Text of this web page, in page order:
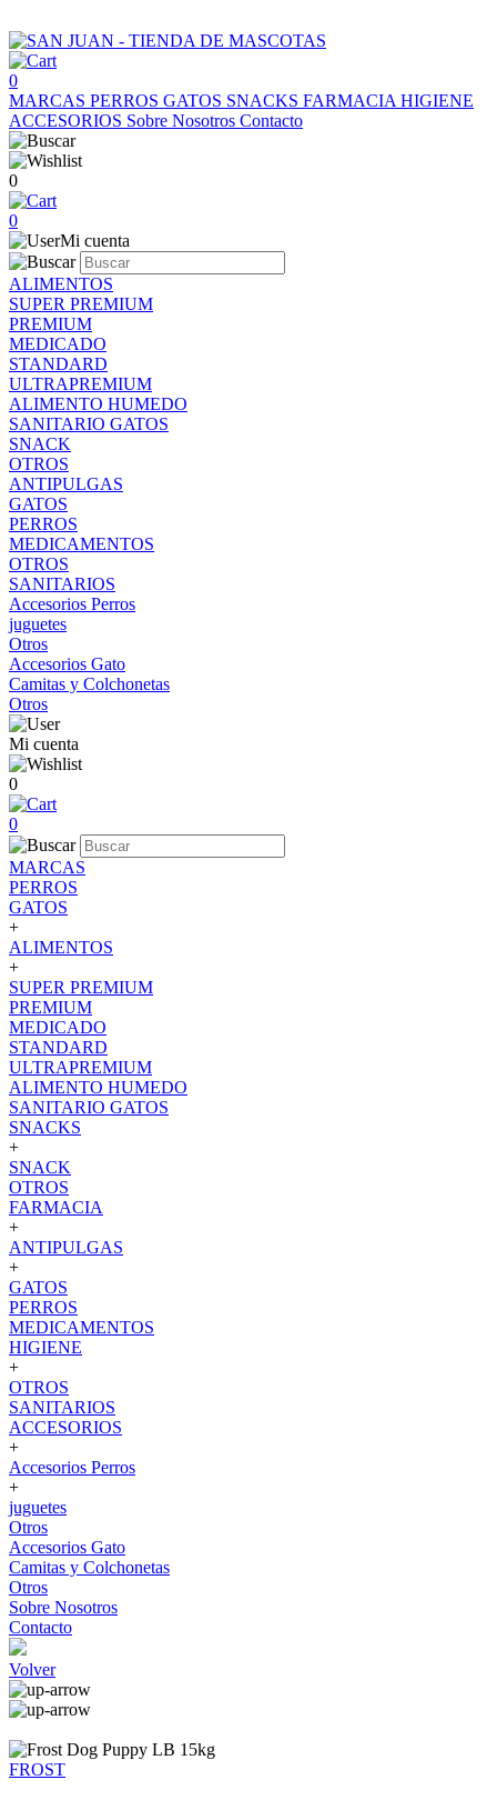
0
MARCAS PERROS GATOS SNACKS FARMACIA HIGIENE
ACCESORIOS Sobre Nosotros Contacto
0
0
Mi cuenta
ALIMENTOS
SUPER PREMIUM
PREMIUM
MEDICADO
STANDARD
ULTRAPREMIUM
ALIMENTO HUMEDO
SANITARIO GATOS
SNACK
OTROS
ANTIPULGAS
GATOS
PERROS
MEDICAMENTOS
OTROS
SANITARIOS
Accesorios Perros
juguetes
Otros
Accesorios Gato
Camitas y Colchonetas
Otros
Mi cuenta
0
0
MARCAS
PERROS
GATOS
+
ALIMENTOS
+
SUPER PREMIUM
PREMIUM
MEDICADO
STANDARD
ULTRAPREMIUM
ALIMENTO HUMEDO
SANITARIO GATOS
SNACKS
+
SNACK
OTROS
FARMACIA
+
ANTIPULGAS
+
GATOS
PERROS
MEDICAMENTOS
HIGIENE
+
OTROS
SANITARIOS
ACCESORIOS
+
Accesorios Perros
+
juguetes
Otros
Accesorios Gato
Camitas y Colchonetas
Otros
Sobre Nosotros
Contacto
Volver
FROST